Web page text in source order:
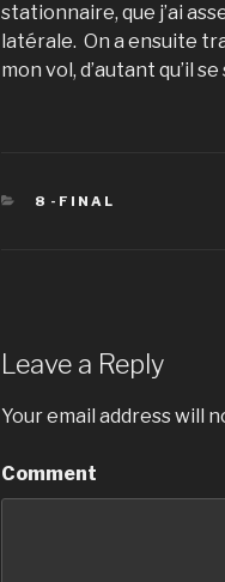
stationnaire, que j’ai
latérale. On a ensuite
mon vol, d’autant qu’il
CATEGORIES
8 -FINAL
Leave a Reply
Your email address will
Comment